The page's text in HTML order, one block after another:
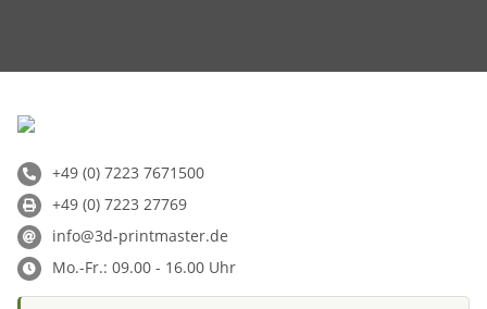
+49 (0) 7223 7671500
+49 (0) 7223 27769
info@3d-printmaster.de
Mo.-Fr.: 09.00 - 16.00 Uhr